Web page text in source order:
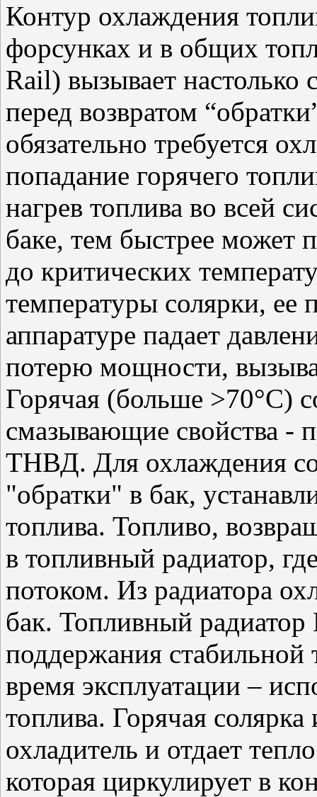
Контур охлаждения
форсунках и в общих
Rail) вызывает настолько
перед возвратом
обязательно требуется
попадание горячего
нагрев топлива во всей
баке, тем быстрее может
до критических
температуры солярки, ее
аппаратуре падает
потерю мощности,
Горячая (больше >70°C)
смазывающие свойства -
ТНВД. Для охлаждения
"обратки" в бак,
топлива. Топливо,
в топливный радиатор,
потоком. Из радиатора
бак. Топливный
поддержания стабильной
время эксплуатации –
топлива. Горячая
охладитель и отдает
которая циркулирует в